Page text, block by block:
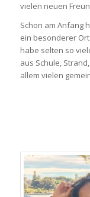
vielen neuen
Schon am Anfang
ein besonderer Ort
habe selten so
aus Schule,
allem vielen